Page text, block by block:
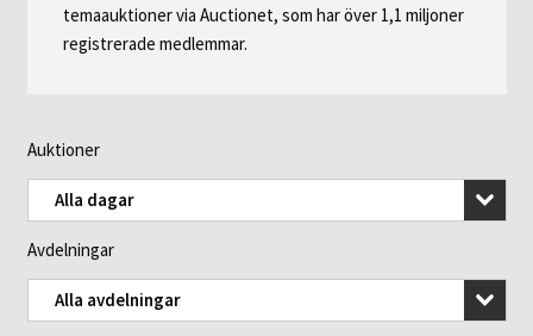
temaauktioner via Auctionet, som har över 1,1 miljoner
registrerade medlemmar.
Auktioner
Alla dagar
Avdelningar
Alla avdelningar